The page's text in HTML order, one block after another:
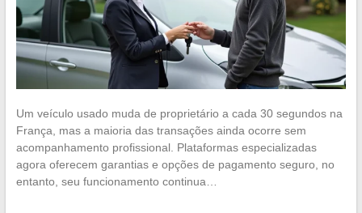
Um veículo usado muda de proprietário a cada 30 segundos na
França, mas a maioria das transações ainda ocorre sem
acompanhamento profissional. Plataformas especializadas
agora oferecem garantias e opções de pagamento seguro, no
entanto, seu funcionamento continua…